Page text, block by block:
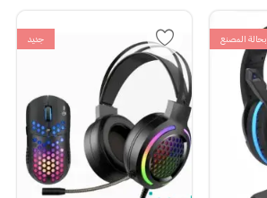
بحالة المصنع جديد